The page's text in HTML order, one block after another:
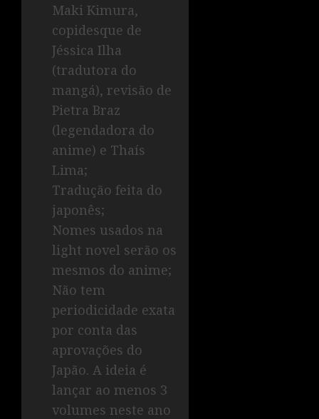
Maki Kimura,
copidesque de
Jéssica Ilha
(tradutora do
mangá), revisão de
Pietra Braz
(legendadora do
anime) e Thaís
Lima;
Tradução feita do
japonês;
Nomes usados na
light novel serão os
mesmos do anime;
Não tem
periodicidade exata
por conta das
aprovações do
Japão. A ideia é
lançar ao menos 3
volumes neste ano